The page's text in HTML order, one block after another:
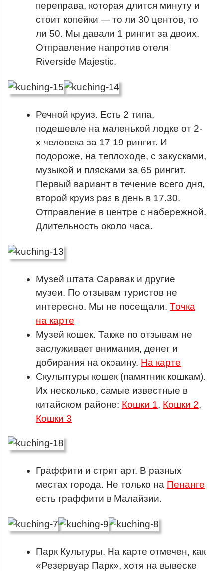
переправа, которая длится минуту и
стоит копейки — то ли 30 центов, то
ли 50. Мы давали 1 рингит за двоих.
Отправление напротив отеля
Riverside Majestic.
Речной круиз. Есть 2 типа,
подешевле на маленькой лодке от 2-
х человека за 17-19 рингит. И
подороже, на теплоходе, с закусками,
музыкой и плясками за 65 рингит.
Первый вариант в течение всего дня,
второй круиз раз в день в 17.30.
Отправление в центре с набережной.
Длительность около часа.
Музей штата Саравак и другие
музеи. По отзывам туристов не
интересно. Мы не посещали. Точка
на карте
Музей кошек. Также по отзывам не
заслуживает внимания, денег и
добирания на окраину. На карте
Скульптуры кошек (памятник кошкам).
Их несколько, самые известные в
китайском районе: Кошки 1, Кошки 2,
Кошки 3
Граффити и стрит арт. В разных
местах города. Не только на Пенанге
есть граффити в Малайзии.
Парк Культуры. На карте отмечен, как
«Резервуар Парк», хотя на вывеске